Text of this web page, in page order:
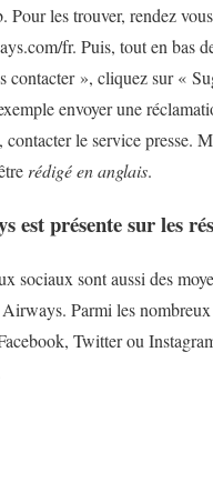
Pour les trouver, rendez
fr. Puis, tout en bas
contacter », cliquez sur «
envoyer une
contacter le service presse.
rédigé en anglais.
est présente sur les
sociaux sont aussi des
Parmi les
Twitter ou